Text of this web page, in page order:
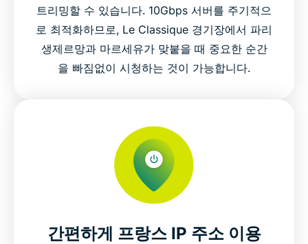
트리밍할 수 있습니다. 10Gbps 서버를 주기적으
로 최적화하므로, Le Classique 경기장에서 파리
생제르망과 마르세유가 맞붙을 때 중요한 순간
을 빠짐없이 시청하는 것이 가능합니다.
간편하게 프랑스 IP 주소 이용